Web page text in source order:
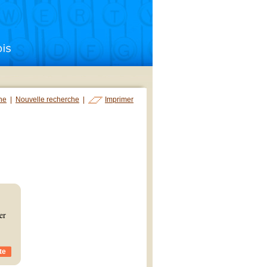
Nouvelle recherche Imprimer